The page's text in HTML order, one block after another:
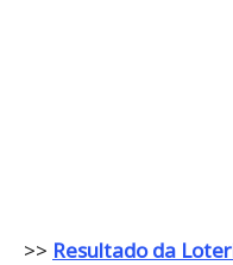
>> Resultado da